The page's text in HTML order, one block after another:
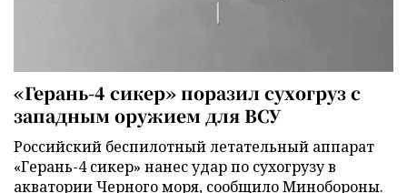
«Герань-4 сикер» поразил сухогруз с
западным оружием для ВСУ
Российский беспилотный летательный аппарат
«Герань-4 сикер» нанес удар по сухогрузу в
акватории Черного моря, сообщило Минобороны.